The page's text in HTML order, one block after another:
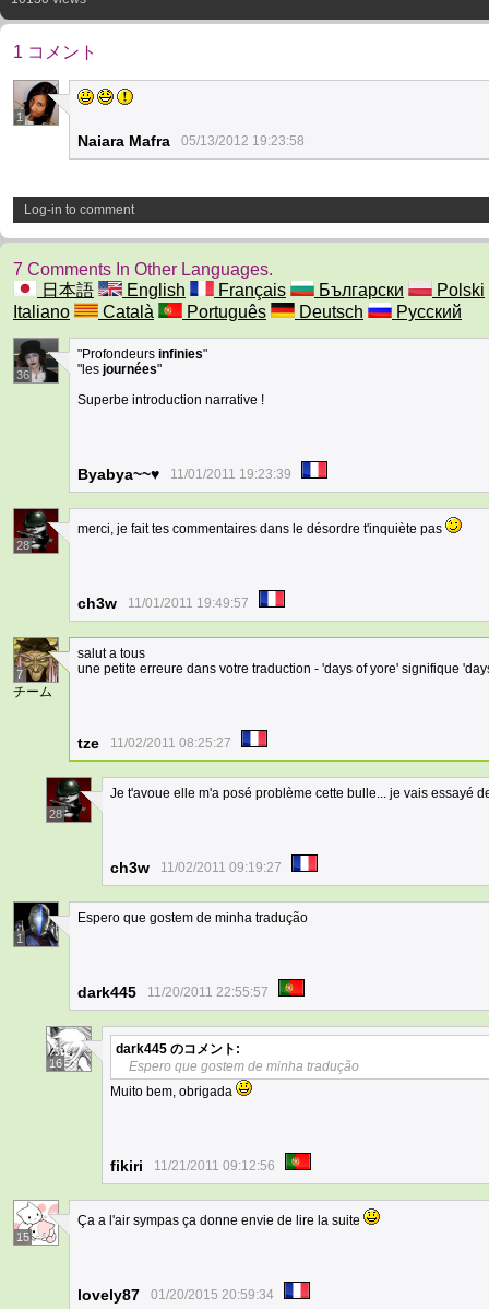
1 コメント
1
Naiara Mafra 05/13/2012 19:23:58
Log-in to comment
7 Comments In Other Languages.
日本語
English Français Български
Polski
Italiano
Català Português Deutsch Русский
36
"Profondeurs infinies"
"les journées"
Superbe introduction narrative !
Byabya~~♥ 11/01/2011 19:23:39
28
merci, je fait tes commentaires dans le désordre t'inquiète pas
ch3w 11/01/2011 19:49:57
7
チーム
salut a tous
une petite erreure dans votre traduction - 'days of yore' signifique
tze 11/02/2011 08:25:27
28
Je t'avoue elle m'a posé problème cette bulle... je vais essayé
ch3w 11/02/2011 09:19:27
1
Espero que gostem de minha tradução
dark445 11/20/2011 22:55:57
16
dark445 のコメント:
Espero que gostem de minha tradução
Muito bem, obrigada
fikiri 11/21/2011 09:12:56
15
Ça a l'air sympas ça donne envie de lire la suite
lovely87 01/20/2015 20:59:34